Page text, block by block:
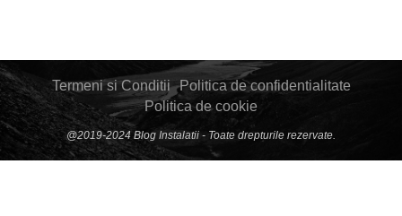
Termeni si Conditii Politica de confidentialitate
Politica de cookie
@2019-2024 Blog Instalatii - Toate drepturile rezervate.